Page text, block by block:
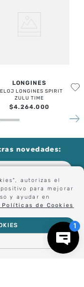
autorizas el
para mejorar
y ayudar en
Políticas de Cookies
LONGINES
LONGINES SPIRIT
ZULU TIME
$4.264.000
novedades: